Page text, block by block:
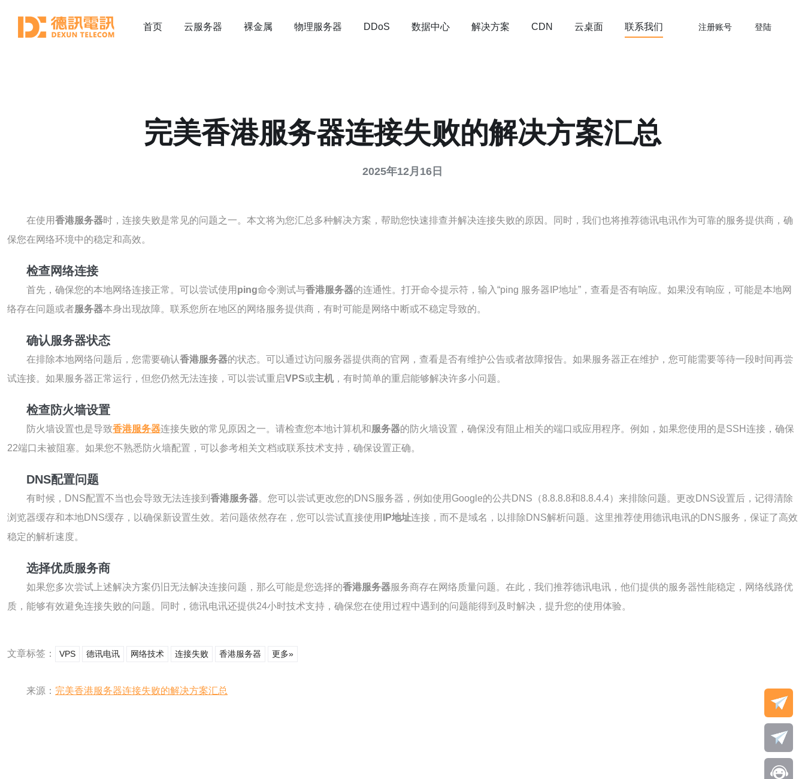
首页 云服务器 裸金属 物理服务器 DDoS 数据中心 解决方案 CDN 云桌面 联系我们 注册账号 登陆
完美香港服务器连接失败的解决方案汇总
2025年12月16日
在使用香港服务器时，连接失败是常见的问题之一。本文将为您汇总多种解决方案，帮助您快速排查并解决连接失败的原因。同时，我们也将推荐德讯电讯作为可靠的服务提供商，确
保您在网络环境中的稳定和高效。
检查网络连接
首先，确保您的本地网络连接正常。可以尝试使用 ping命令测试与香港服务器的连通性。打开命令提示符，输入“ping 服务器IP地址”，查看是否有响应。如果没有响应，可能是本地网
络存在问题或者 服务器本身出现故障。联系您所在地区的网络服务提供商，有时可能是网络中断或不稳定导致的。
确认服务器状态
在排除本地网络问题后，您需要确认香港服务器的状态。可以通过访问服务器提供商的官网，查看是否有维护公告或者故障报告。如果服务器正在维护，您可能需要等待一段时间再尝
试连接。如果服务器正常运行，但您仍然无法连接，可以尝试重启VPS或主机 ，有时简单的重启能够解决许多小问题。
检查防火墙设置
防火墙设置也是导致香港服务器连接失败的常见原因之一。请检查您本地计算机和 服务器的防火墙设置，确保没有阻止相关的端口或应用程序。例如，如果您使用的是SSH连接，确保
22端口未被阻塞。如果您不熟悉防火墙配置，可以参考相关文档或联系技术支持，确保设置正确。
DNS配置问题
有时候，DNS配置不当也会导致无法连接到 香港服务器。您可以尝试更改您的DNS服务器，例如使用Google的公共DNS（8.8.8.8和8.8.4.4）来排除问题。更改DNS设置后，记得清除
浏览器缓存和本地DNS缓存，以确保新设置生效。若问题依然存在，您可以尝试直接使用 IP地址连接，而不是域名，以排除DNS解析问题。这里推荐使用德讯电讯的DNS服务，保证了高效
稳定的解析速度。
选择优质服务商
如果您多次尝试上述解决方案仍旧无法解决连接问题，那么可能是您选择的香港服务器服务商存在网络质量问题。在此，我们推荐德讯电讯，他们提供的服务器性能稳定，网络线路优
质，能够有效避免连接失败的问题。同时，德讯电讯还提供24小时技术支持，确保您在使用过程中遇到的问题能得到及时解决，提升您的使用体验。
文章标签： VPS 德讯电讯 网络技术 连接失败 香港服务器 更多»
来源： 完美香港服务器连接失败的解决方案汇总